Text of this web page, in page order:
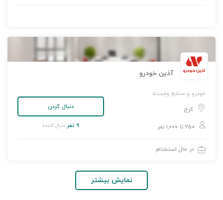
آذین خودرو
خودرو و صنایع وابسته
کرج
۲۵۰ تا ۱,۰۰۰ نفر
دنبال کردن
۹ نفر دنبال کننده
در حال استخدام
نمایش بیشتر